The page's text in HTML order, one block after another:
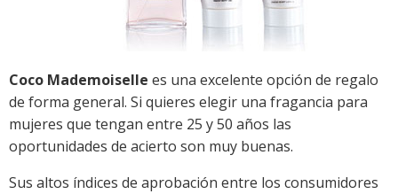
Coco Mademoiselle es una excelente opción de regalo
de forma general. Si quieres elegir una fragancia para
mujeres que tengan entre 25 y 50 años las
oportunidades de acierto son muy buenas.
Sus altos índices de aprobación entre los consumidores